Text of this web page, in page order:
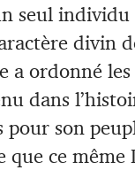
seul
divin
a ordonné
dans
pour son
que ce